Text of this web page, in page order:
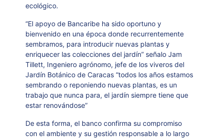
ecológico.
“El apoyo de Bancaribe ha sido oportuno y
bienvenido en una época donde recurrentemente
sembramos, para introducir nuevas plantas y
enriquecer las colecciones del jardín” señalo Jam
Tillett, Ingeniero agrónomo, jefe de los viveros del
Jardín Botánico de Caracas “todos los años estamos
sembrando o reponiendo nuevas plantas, es un
trabajo que nunca para, el jardín siempre tiene que
estar renovándose”
De esta forma, el banco confirma su compromiso
con el ambiente y su gestión responsable a lo largo